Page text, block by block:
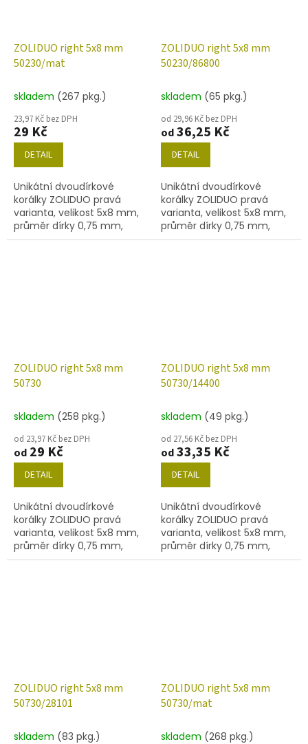
ZOLIDUO right 5x8 mm
50230/mat
skladem (267 pkg.)
23,97 Kč bez DPH
29 Kč
DETAIL
Unikátní dvoudírkové
korálky ZOLIDUO pravá
varianta, velikost 5x8 mm,
průměr dírky 0,75 mm,
obsah balení 20 ks nebo
ZOLIDUO right 5x8 mm
50230/86800
skladem (65 pkg.)
od 29,96 Kč bez DPH
od36,25 Kč
DETAIL
Unikátní dvoudírkové
korálky ZOLIDUO pravá
varianta, velikost 5x8 mm,
průměr dírky 0,75 mm,
obsah balení 20 ks nebo
ZOLIDUO right 5x8 mm
50730
skladem (258 pkg.)
od 23,97 Kč bez DPH
od 29 Kč
DETAIL
Unikátní dvoudírkové
korálky ZOLIDUO pravá
varianta, velikost 5x8 mm,
průměr dírky 0,75 mm,
obsah balení 20 ks nebo
ZOLIDUO right 5x8 mm
50730/14400
skladem (49 pkg.)
od 27,56 Kč bez DPH
od33,35 Kč
DETAIL
Unikátní dvoudírkové
korálky ZOLIDUO pravá
varianta, velikost 5x8 mm,
průměr dírky 0,75 mm,
obsah balení 20 ks nebo
ZOLIDUO right 5x8 mm
50730/28101
skladem (83 pkg.)
ZOLIDUO right 5x8 mm
50730/mat
skladem (268 pkg.)